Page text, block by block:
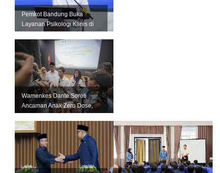
Pemkot Bandung Buka
Layanan Psikologi Klinis di
12 Puskesmas, Fokus
Tangani Kese...
Wamenkes Dante Soroti
Ancaman Anak Zero Dose,
Bandung Didorong Jadi
Contoh Nasio...